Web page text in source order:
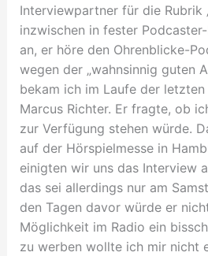
Interviewpartner für die Rubrik
inzwischen in fester
an, er höre den Ohrenblicke-
wegen der „wahnsinnig guten
bekam ich im Laufe der
Marcus Richter. Er fragte, ob
zur Verfügung stehen würde.
auf der Hörspielmesse in
einigten wir uns das Interview
das sei allerdings nur am
den Tagen davor würde er
Möglichkeit im Radio ein
zu werben wollte ich mir nicht